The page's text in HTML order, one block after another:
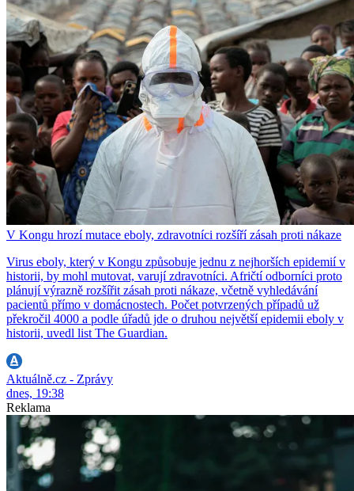
V Kongu hrozí mutace eboly, zdravotníci rozšíří zásah proti nákaze
Virus eboly, který v Kongu způsobuje jednu z nejhorších epidemií v
historii, by mohl mutovat, varují zdravotníci. Afričtí odborníci proto
plánují výrazně rozšířit zásah proti nákaze, včetně vyhledávání
pacientů přímo v domácnostech. Počet potvrzených případů už
překročil 4000 a podle úřadů jde o druhou největší epidemii eboly v
historii, uvedl list The Guardian.
Aktuálně.cz - Zprávy
dnes, 19:38
Reklama